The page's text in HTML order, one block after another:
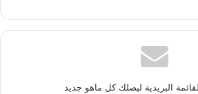
البريدية ليصلك كل ماهو جديد